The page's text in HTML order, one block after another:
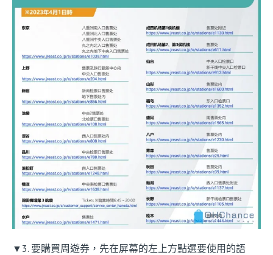
▼3. 要購買周遊券，先在屏幕的左上方點選要使用的語